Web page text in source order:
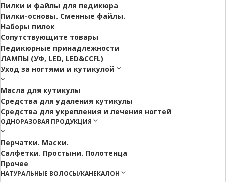
Пилки и файлы для педикюра
Пилки-основы. Сменные файлы.
Наборы пилок
Сопутствующите товары
Педикюрные принадлежности
ЛАМПЫ (УФ, LED, LED&CCFL)
Уход за ногтями и кутикулой
Масла для кутикулы
Средства для удаления кутикулы
Средства для укрепления и лечения ногтей
ОДНОРАЗОВАЯ ПРОДУКЦИЯ
Перчатки. Маски.
Салфетки. Простыни. Полотенца
Прочее
НАТУРАЛЬНЫЕ ВОЛОСЫ/КАНЕКАЛОН